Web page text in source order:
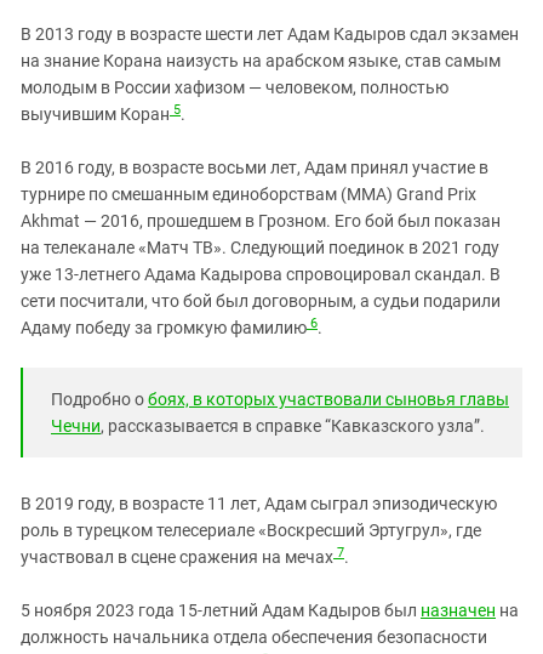
В 2013 году в возрасте шести лет Адам Кадыров сдал экзамен
на знание Корана наизусть на арабском языке, став самым
молодым в России хафизом — человеком, полностью
выучившим Коран 5.
В 2016 году, в возрасте восьми лет, Адам принял участие в
турнире по смешанным единоборствам (ММА) Grand Prix
Akhmat — 2016, прошедшем в Грозном. Его бой был показан
на телеканале «Матч ТВ». Следующий поединок в 2021 году
уже 13-летнего Адама Кадырова спровоцировал скандал. В
сети посчитали, что бой был договорным, а судьи подарили
Адаму победу за громкую фамилию 6.
Подробно обоях, в которых участвовали сыновья главы
Чечни, рассказывается в справке “Кавказского узла”.
В 2019 году, в возрасте 11 лет, Адам сыграл эпизодическую
роль в турецком телесериале «Воскресший Эртугрул», где
участвовал в сцене сражения на мечах 7.
5 ноября 2023 года 15-летний Адам Кадыров был назначен на
должность начальника отдела обеспечения безопасности